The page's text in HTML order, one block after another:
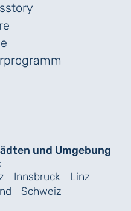
und Umgebung
Innsbruck
Linz
Schweiz